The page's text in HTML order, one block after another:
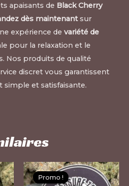
apaisants de Black Cherry
dès maintenantsur
expérience de variété de
pour la relaxation et le
Nos produits de qualité
discret vous garantissent
simple et satisfaisante.
Ce
produitPromo !
Promo !
Ce